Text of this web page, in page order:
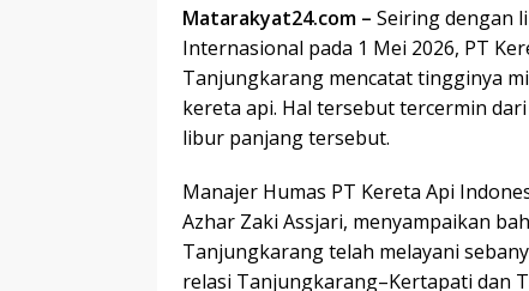
Matarakyat24.com – Seiring dengan
Internasional pada 1 Mei 2026, PT
Tanjungkarang mencatat tingginya
kereta api. Hal tersebut tercermin
libur panjang tersebut.
Manajer Humas PT Kereta Api
Azhar Zaki Assjari, menyampaikan
Tanjungkarang telah melayani
relasi Tanjungkarang–Kertapati dan